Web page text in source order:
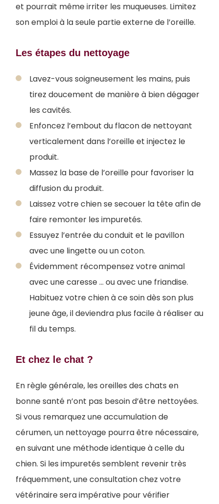
et pourrait même irriter les muqueuses. Limitez
son emploi à la seule partie externe de l’oreille.
Les étapes du nettoyage
Lavez-vous soigneusement les mains, puis
tirez doucement de manière à bien dégager
les cavités.
Enfoncez l’embout du flacon de nettoyant
verticalement dans l’oreille et injectez le
produit.
Massez la base de l’oreille pour favoriser la
diffusion du produit.
Laissez votre chien se secouer la tête afin de
faire remonter les impuretés.
Essuyez l’entrée du conduit et le pavillon
avec une lingette ou un coton.
Évidemment récompensez votre animal
avec une caresse ... ou avec une friandise.
Habituez votre chien à ce soin dès son plus
jeune âge, il deviendra plus facile à réaliser au
fil du temps.
Et chez le chat ?
En règle générale, les oreilles des chats en
bonne santé n’ont pas besoin d’être nettoyées.
Si vous remarquez une accumulation de
cérumen, un nettoyage pourra être nécessaire,
en suivant une méthode identique à celle du
chien. Si les impuretés semblent revenir très
fréquemment, une consultation chez votre
vétérinaire sera impérative pour vérifier